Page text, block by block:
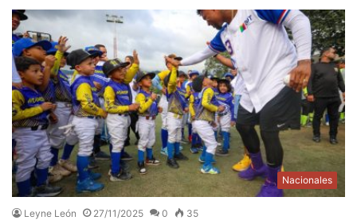
Nacionales
Leyne León 27/11/2025 0 35